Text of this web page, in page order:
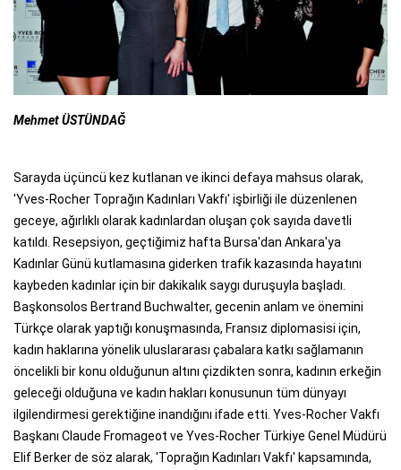
Mehmet ÜSTÜNDAĞ
Sarayda üçüncü kez kutlanan ve ikinci defaya mahsus olarak,
'Yves-Rocher Toprağın Kadınları Vakfı' işbirliği ile düzenlenen
geceye, ağırlıklı olarak kadınlardan oluşan çok sayıda davetli
katıldı. Resepsiyon, geçtiğimiz hafta Bursa'dan Ankara'ya
Kadınlar Günü kutlamasına giderken trafik kazasında hayatını
kaybeden kadınlar için bir dakikalık saygı duruşuyla başladı.
Başkonsolos Bertrand Buchwalter, gecenin anlam ve önemini
Türkçe olarak yaptığı konuşmasında, Fransız diplomasisi için,
kadın haklarına yönelik uluslararası çabalara katkı sağlamanın
öncelikli bir konu olduğunun altını çizdikten sonra, kadının erkeğin
geleceği olduğuna ve kadın hakları konusunun tüm dünyayı
ilgilendirmesi gerektiğine inandığını ifade etti. Yves-Rocher Vakfı
Başkanı Claude Fromageot ve Yves-Rocher Türkiye Genel Müdürü
Elif Berker de söz alarak, 'Toprağın Kadınları Vakfı' kapsamında,